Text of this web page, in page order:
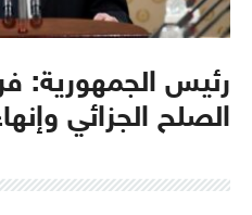
رئيس الجمهورية:
الصلح الجزائي